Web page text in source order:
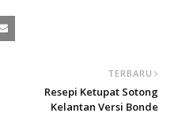
TERBARU
Resepi Ketupat Sotong
Kelantan Versi Bonde